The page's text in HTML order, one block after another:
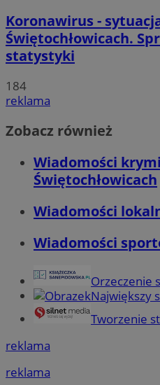
Koronawirus -
Świętochłowicach.
statystyki
184
reklama
Zobacz również
Wiadomości
Świętochłowicach
Wiadomości
Wiadomości
Orzeczenie
Największy
Tworzenie
reklama
reklama